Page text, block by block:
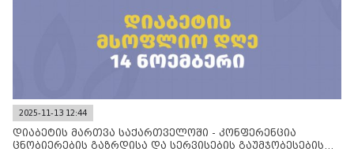
2025-11-13 12:44
დიაბეტის მართვა საქართველოში - კონფერენცია
ცნობიერების გაზრდისა და სერვისების გაუმჯობესების